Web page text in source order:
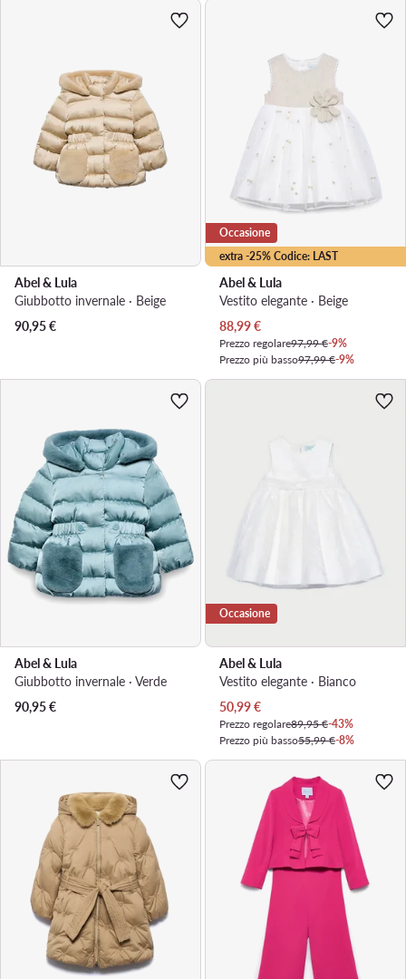
Abel & Lula
Giubbotto invernale · Beige
90,95€
extra -25% Codice: LAST
Occasione
Abel & Lula
Vestito elegante · Beige
Prezzo attuale
88,99€
Prezzo regolare97,99 €-9%
Prezzo più basso97,99 €-9%
Abel & Lula
Giubbotto invernale · Verde
90,95€
Occasione
Abel & Lula
Vestito elegante · Bianco
Prezzo attuale
50,99€
Prezzo regolare89,95 €-43%
Prezzo più basso55,99 €-8%